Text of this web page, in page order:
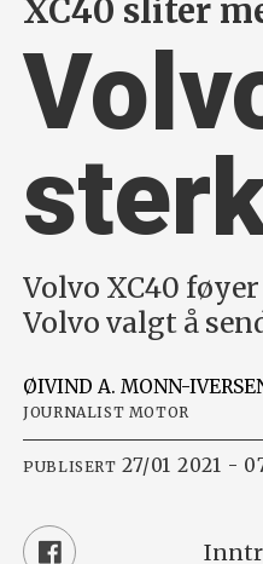
XC40 sliter
Volvo XC40
Volvo valgt å
ØIVIND A. MONN-
JOURNALIST MOTOR
PUBLISERT 27/01 2021 -